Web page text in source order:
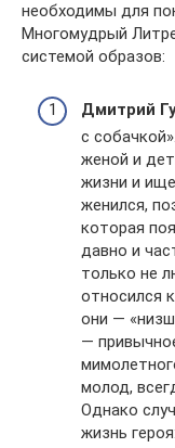
необходимы для
Многомудрый
системой образов:
Дмитрий
с
женой и
жизни и
женился,
которая
давно и
только не
относился
они —
—
молод,
Однако
жизнь